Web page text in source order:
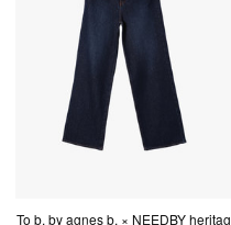
To b. by agnes b. × NEEDBY heritag